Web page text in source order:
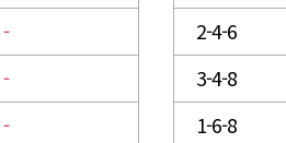
-
-
-
2-4-6
3-4-8
1-6-8